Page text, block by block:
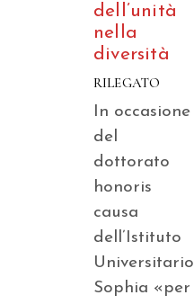
dell’unità
nella
diversità
RILEGATO
In occasione
del
dottorato
honoris
causa
dell’Istituto
Universitario
Sophia «per